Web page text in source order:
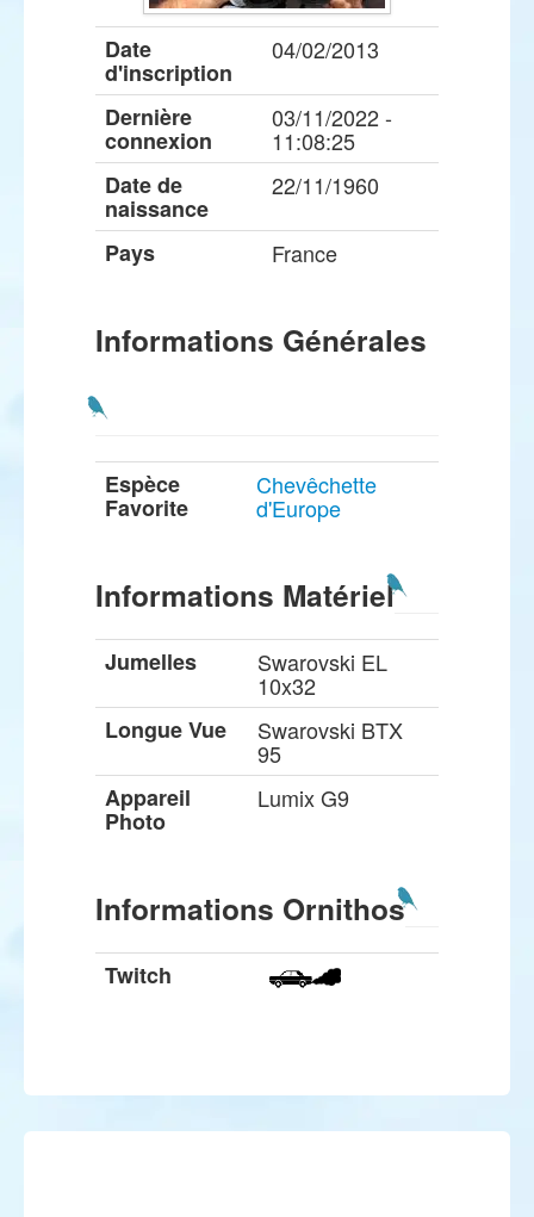
Date
d'inscription
04/02/2013
Dernière
connexion
03/11/2022 -
11:08:25
Date de
naissance
22/11/1960
Pays France
Informations Générales
Espèce
Favorite
Chevêchette
d'Europe
Informations Matériel
Jumelles Swarovski EL
10x32
Longue Vue
Swarovski BTX
95
Appareil
Photo
Lumix G9
Informations Ornithos
Twitch